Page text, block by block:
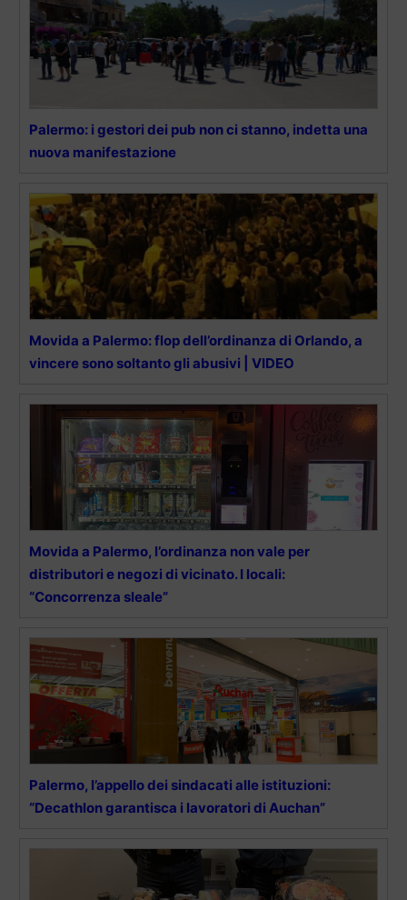
Palermo: i gestori dei pub non ci stanno, indetta una
nuova manifestazione
Movida a Palermo: flop dell’ordinanza di Orlando, a
vincere sono soltanto gli abusivi | VIDEO
Movida a Palermo, l’ordinanza non vale per
distributori e negozi di vicinato. I locali:
“Concorrenza sleale”
Palermo, l’appello dei sindacati alle istituzioni:
“Decathlon garantisca i lavoratori di Auchan”